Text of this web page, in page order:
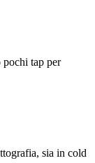
pochi tap per
sia in cold